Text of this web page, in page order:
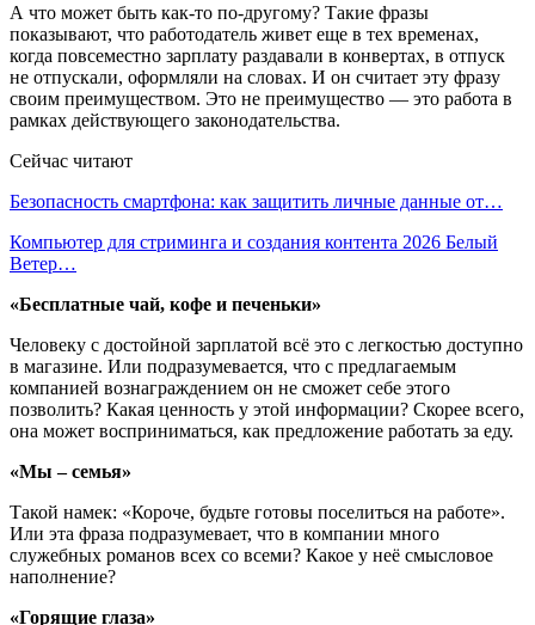
А что может быть как-то по-другому? Такие фразы
показывают, что работодатель живет еще в тех временах,
когда повсеместно зарплату раздавали в конвертах, в отпуск
не отпускали, оформляли на словах. И он считает эту фразу
своим преимуществом. Это не преимущество — это работа в
рамках действующего законодательства.
Сейчас читают
Безопасность смартфона: как защитить личные данные от…
Компьютер для стриминга и создания контента 2026 Белый
Ветер…
«Бесплатные чай, кофе и печеньки»
Человеку с достойной зарплатой всё это с легкостью доступно
в магазине. Или подразумевается, что с предлагаемым
компанией вознаграждением он не сможет себе этого
позволить? Какая ценность у этой информации? Скорее всего,
она может восприниматься, как предложение работать за еду.
«Мы – семья»
Такой намек: «Короче, будьте готовы поселиться на работе».
Или эта фраза подразумевает, что в компании много
служебных романов всех со всеми? Какое у неё смысловое
наполнение?
«Горящие глаза»